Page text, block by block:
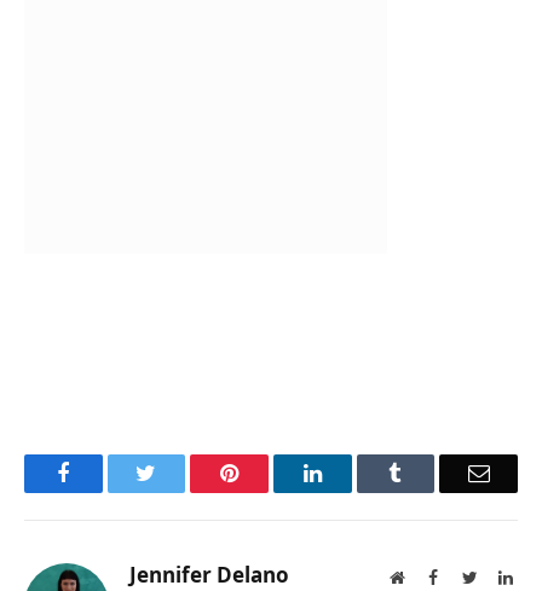
Facebook Pinterest LinkedIn Email
Jennifer Delano WebsiteFacebook
Twitter